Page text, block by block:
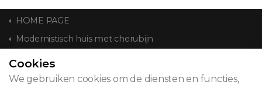
HOME PAGE
Modernistisch huis met cherubijn
CONTACT
Cookies
We gebruiken cookies om de diensten en functies,